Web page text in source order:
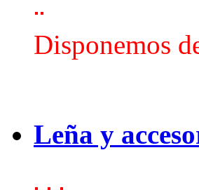
Disponemos
Leña y